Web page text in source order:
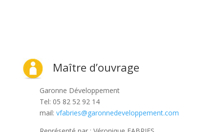
Maître d’ouvrage
Garonne Développement
Tel: 05 82 52 92 14
mail: vfabries@garonnedeveloppement.com